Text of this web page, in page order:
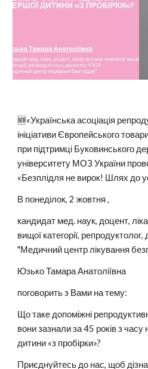
🆕«Українська асоціація
ініціативи Європейського
при підтримці Буковинського
університету МОЗ України
«Безплідля не вирок! Шлях до
В понеділок, 2 жовтня ,
кандидат мед. наук, доцент,
вищої категорії,
"Медичний центр лікування
Юзько Тамара Анатоліївна
поговорить з Вами на тему:
Що таке допоміжні
вони зазнали за 45 років з
дитини «з пробірки»?
Приєднуйтесь до нас, щоб